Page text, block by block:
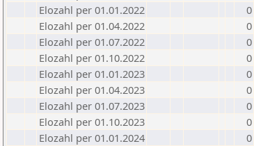
Elozahl per 01.01.2022
0
Elozahl per 01.04.2022
0
Elozahl per 01.07.2022
0
Elozahl per 01.10.2022
0
Elozahl per 01.01.2023
0
Elozahl per 01.04.2023
0
Elozahl per 01.07.2023
0
Elozahl per 01.10.2023
0
Elozahl per 01.01.2024
0